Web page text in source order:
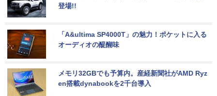
登場!!
「A&ultima SP4000T」の魅力！ポケットに入る
オーディオの醍醐味
メモリ32GBでも予算内。産経新聞社がAMD Ryz
en搭載dynabookを2千台導入